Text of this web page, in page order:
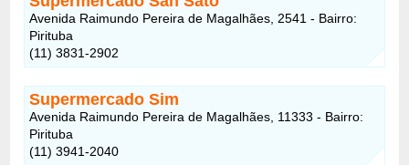
Avenida Raimundo Pereira de Magalhães, 2541 - Bairro:
Pirituba
(11) 3831-2902
Supermercado Sim
Avenida Raimundo Pereira de Magalhães, 11333 - Bairro:
Pirituba
(11) 3941-2040